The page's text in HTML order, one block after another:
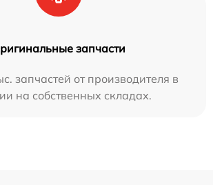
запчасти
запчастей от производителя в
на собственных складах.